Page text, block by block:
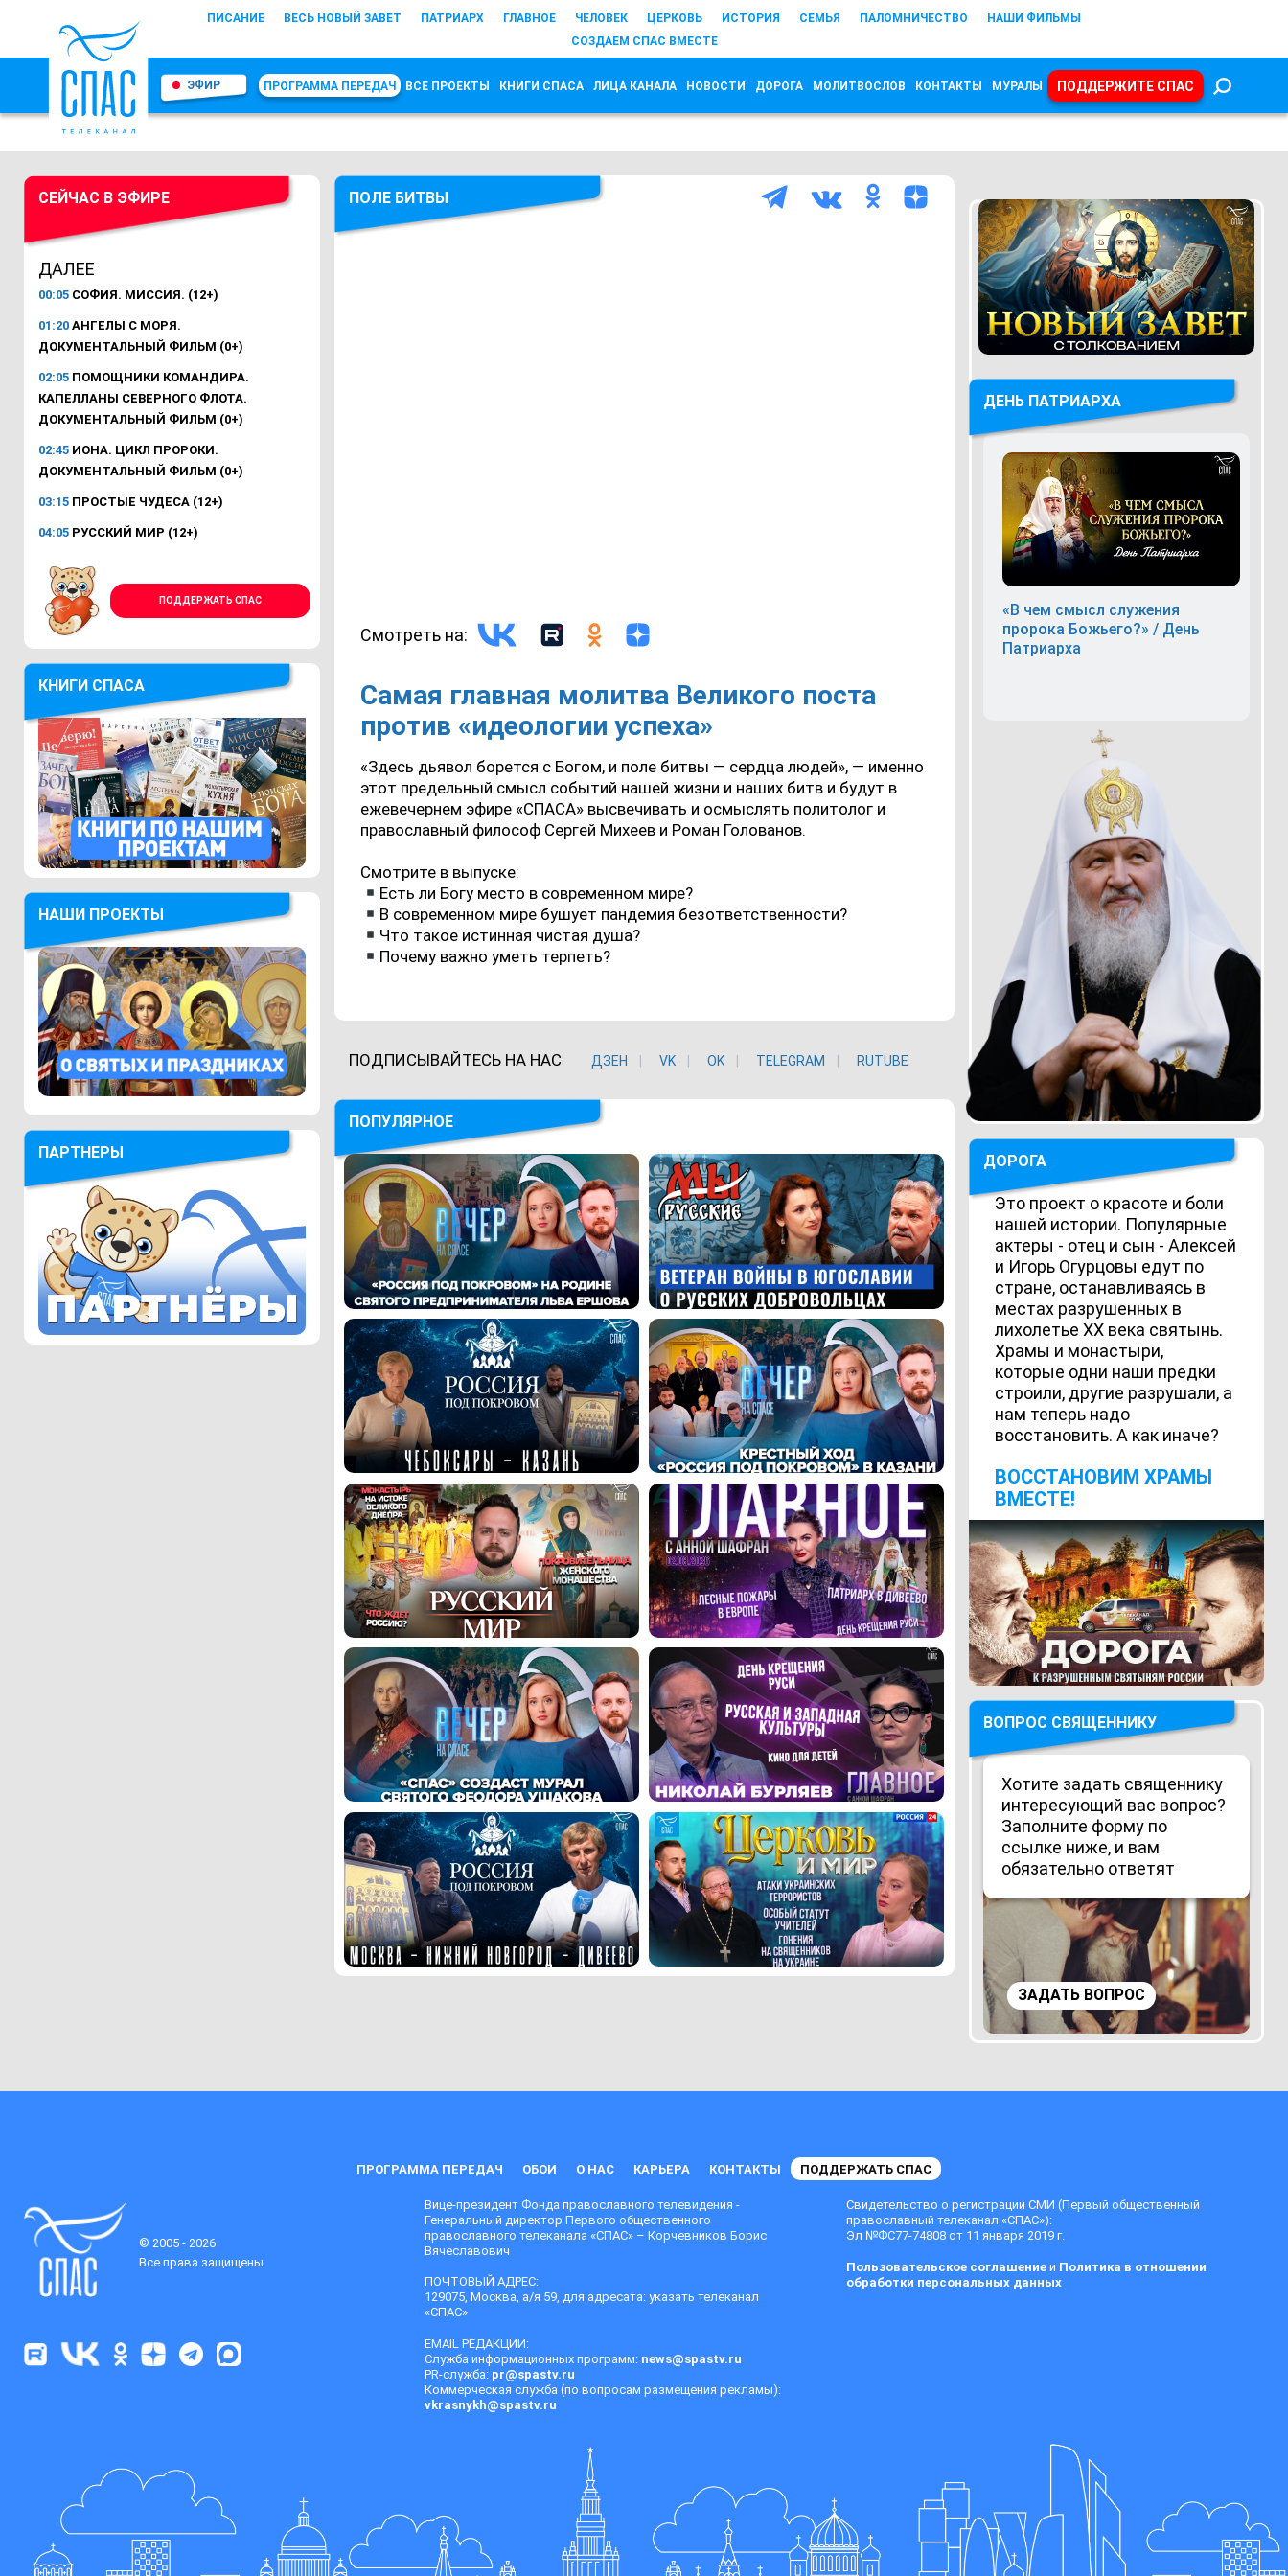
ПИСАНИЕ ВЕСЬ НОВЫЙ ЗАВЕТ ПАТРИАРХ ГЛАВНОЕ ЧЕЛОВЕК ЦЕРКОВЬ ИСТОРИЯ СЕМЬЯ ПАЛОМНИЧЕСТВО
НАШИ ФИЛЬМЫ
СОЗДАЕМ СПАС ВМЕСТЕ
ЭФИР ПРОГРАММА ПЕРЕДАЧ ВСЕ ПРОЕКТЫ КНИГИ СПАСА ЛИЦА КАНАЛА НОВОСТИ ДОРОГА МОЛИТВОСЛОВ КОНТАКТЫ МУРАЛЫ ПОДДЕРЖИТЕ СПАС
СЕЙЧАС В ЭФИРЕ
ДАЛЕЕ
00:05 СОФИЯ. МИССИЯ. (12+)
01:20 АНГЕЛЫ С МОРЯ.
ДОКУМЕНТАЛЬНЫЙ ФИЛЬМ (0+)
02:05 ПОМОЩНИКИ КОМАНДИРА.
КАПЕЛЛАНЫ СЕВЕРНОГО ФЛОТА.
ДОКУМЕНТАЛЬНЫЙ ФИЛЬМ (0+)
02:45 ИОНА. ЦИКЛ ПРОРОКИ.
ДОКУМЕНТАЛЬНЫЙ ФИЛЬМ (0+)
03:15 ПРОСТЫЕ ЧУДЕСА (12+)
04:05 РУССКИЙ МИР (12+)
ПОДДЕРЖАТЬ СПАС
КНИГИ СПАСА
НАШИ ПРОЕКТЫ
ПАРТНЕРЫ
ПОЛЕ БИТВЫ
Смотреть на:
Самая главная молитва Великого поста
против «идеологии успеха»
«Здесь дьявол борется с Богом, и поле битвы — сердца людей», — именно
этот предельный смысл событий нашей жизни и наших битв и будут в
ежевечернем эфире «СПАСА» высвечивать и осмыслять политолог и
православный философ Сергей Михеев и Роман Голованов.
Смотрите в выпуске:
Есть ли Богу место в современном мире?
В современном мире бушует пандемия безответственности?
Что такое истинная чистая душа?
Почему важно уметь терпеть?
ПОДПИСЫВАЙТЕСЬ НА НАС ДЗЕН VK ОK TELEGRAM RUTUBE
ПОПУЛЯРНОЕ
ДЕНЬ ПАТРИАРХА
«В чем смысл служения
пророка Божьего?» / День
Патриарха
ДОРОГА
Это проект о красоте и боли
нашей истории. Популярные
актеры - отец и сын - Алексей
и Игорь Огурцовы едут по
стране, останавливаясь в
местах разрушенных в
лихолетье ХХ века святынь.
Храмы и монастыри,
которые одни наши предки
строили, другие разрушали, а
нам теперь надо
восстановить. А как иначе?
ВОCСТАНОВИМ ХРАМЫ
ВМЕСТЕ!
ВОПРОС СВЯЩЕННИКУ
Хотите задать священнику
интересующий вас вопрос?
Заполните форму по
ссылке ниже, и вам
обязательно ответят
ЗАДАТЬ ВОПРОС
ПРОГРАММА ПЕРЕДАЧ ОБОИ О НАС КАРЬЕРА КОНТАКТЫ ПОДДЕРЖАТЬ СПАС
© 2005 - 2026
Все права защищены
Вице-президент Фонда православного телевидения -
Генеральный директор Первого общественного
православного телеканала «СПАС» – Корчевников Борис
Вячеславович
ПОЧТОВЫЙ АДРЕС:
129075, Москва, а/я 59, для адресата: указать телеканал
«СПАС»
EMAIL РЕДАКЦИИ:
Служба информационных программ: news@spastv.ru
PR-служба: pr@spastv.ru
Коммерческая служба (по вопросам размещения рекламы):
vkrasnykh@spastv.ru
Свидетельство о регистрации СМИ (Первый общественный
православный телеканал «СПАС»):
Эл №ФС77-74808 от 11 января 2019 г.
Пользовательское соглашениеи Политика в отношении
обработки персональных данных